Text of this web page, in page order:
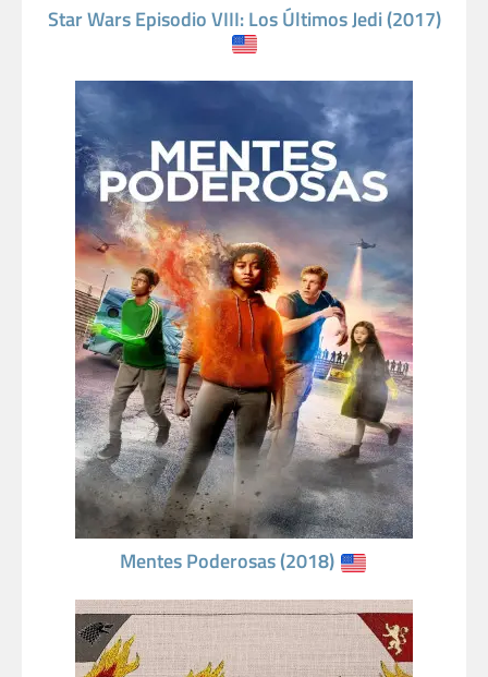
Star Wars Episodio VIII: Los Últimos Jedi (2017)
Mentes Poderosas (2018)